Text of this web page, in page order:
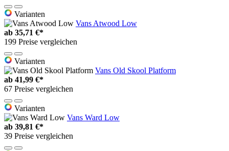
Varianten
Vans Atwood Low
ab 35,71 €*
199 Preise vergleichen
Varianten
Vans Old Skool Platform
ab 41,99 €*
67 Preise vergleichen
Varianten
Vans Ward Low
ab 39,81 €*
39 Preise vergleichen